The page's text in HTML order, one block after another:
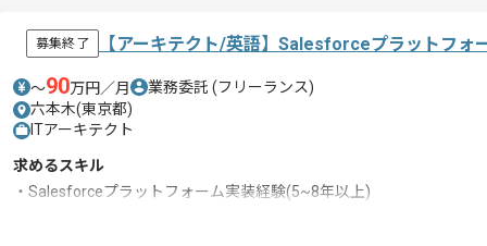
募集終了 【アーキテクト/英語】Salesforceプラットフォ
〜90万円／月 業務委託 (フリーランス)
六本木(東京都)
ITアーキテクト
求めるスキル
・Salesforceプラットフォーム実装経験(5~8年以上)